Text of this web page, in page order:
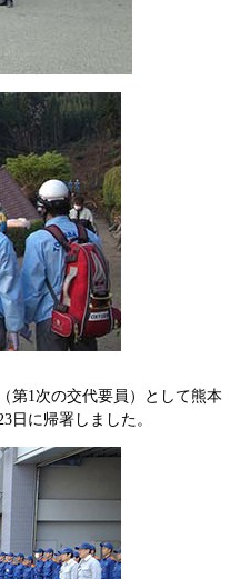
第1次の交代要員）として熊本
日に帰署しました。